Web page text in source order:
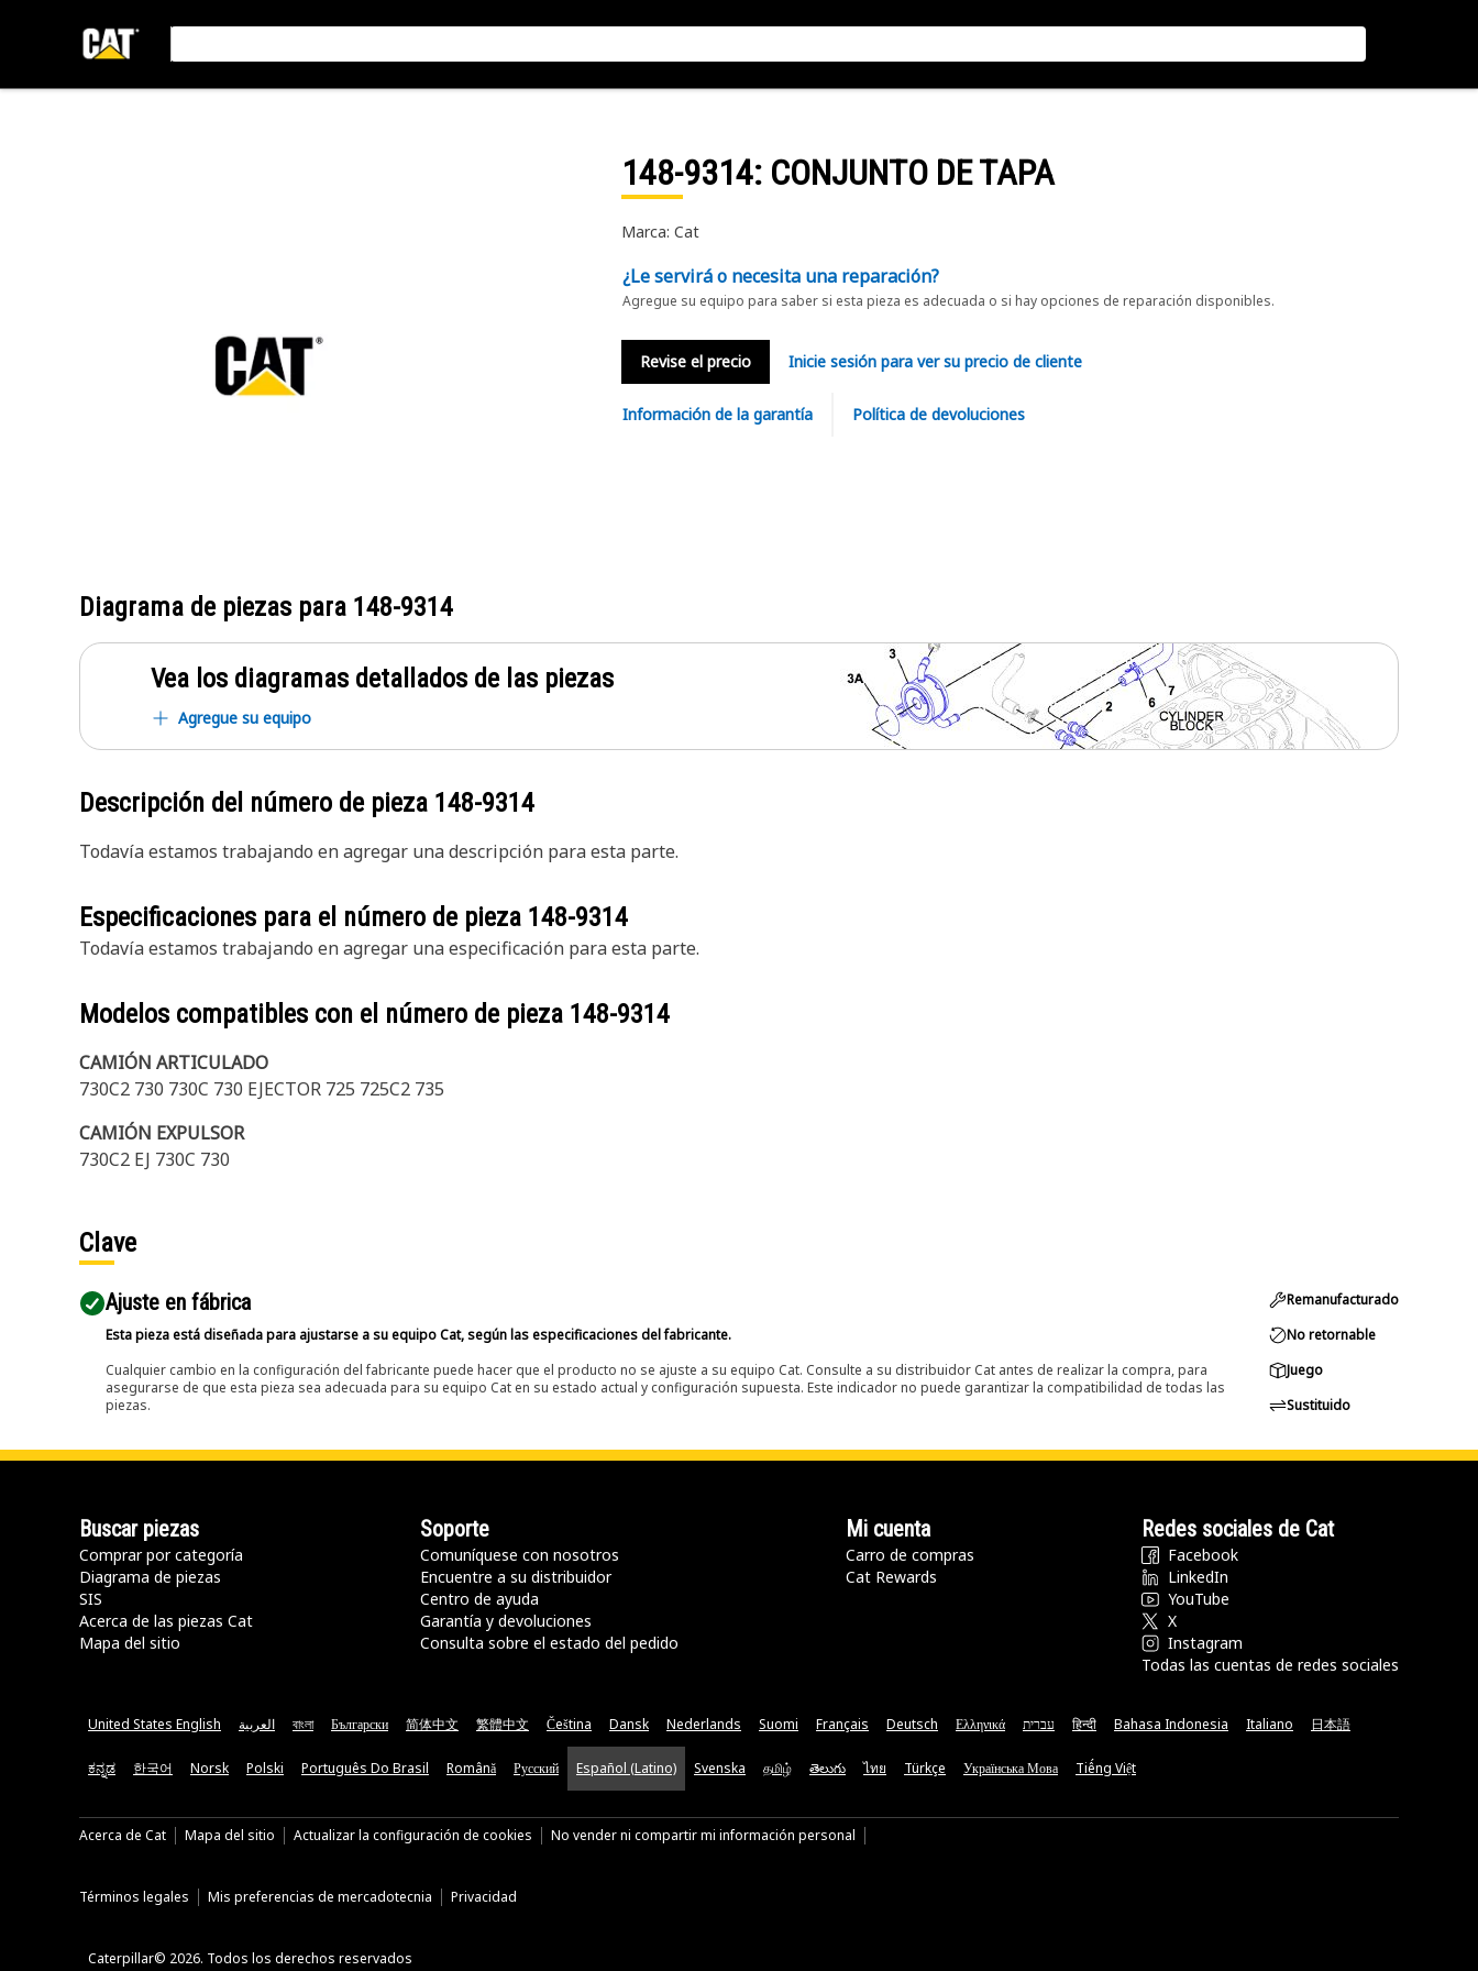
148-9314: CONJUNTO DE TAPA
Marca: Cat
¿Le servirá o necesita una reparación?
Agregue su equipo para saber si esta pieza es adecuada o si hay opciones de reparación disponibles.
Revise el precio Inicie sesión para ver su precio de cliente
Información de la garantía Política de devoluciones
Diagrama de piezas para 148-9314
Vea los diagramas detallados de las piezas
Agregue su equipo
Descripción del número de pieza 148-9314
Todavía estamos trabajando en agregar una descripción para esta parte.
Especificaciones para el número de pieza 148-9314
Todavía estamos trabajando en agregar una especificación para esta parte.
Modelos compatibles con el número de pieza 148-9314
CAMIÓN ARTICULADO
730C2 730 730C 730 EJECTOR 725 725C2 735
CAMIÓN EXPULSOR
730C2 EJ 730C 730
Clave
Ajuste en fábrica
Esta pieza está diseñada para ajustarse a su equipo Cat, según las especificaciones del fabricante.
Cualquier cambio en la configuración del fabricante puede hacer que el producto no se ajuste a su equipo Cat. Consulte a su distribuidor Cat antes de realizar la compra, para
asegurarse de que esta pieza sea adecuada para su equipo Cat en su estado actual y configuración supuesta. Este indicador no puede garantizar la compatibilidad de todas las
piezas.
Remanufacturado
No retornable
Juego
Sustituido
Buscar piezas
Comprar por categoría
Diagrama de piezas
SIS
Acerca de las piezas Cat
Mapa del sitio
Soporte
Comuníquese con nosotros
Encuentre a su distribuidor
Centro de ayuda
Garantía y devoluciones
Consulta sobre el estado del pedido
Mi cuenta
Carro de compras
Cat Rewards
Redes sociales de Cat
Facebook
LinkedIn
YouTube
X
Instagram
Todas las cuentas de redes sociales
United States English العربية বাংলা Български 简体中文 繁體中文 Čeština Dansk Nederlands Suomi Français Deutsch Ελληνικά עברית हिन्दी Bahasa Indonesia Italiano 日本語
ಕನ್ನಡ 한국어 Norsk Polski Português Do Brasil Română Русский Español (Latino) Svenska தமிழ் తెలుగు ไทย Türkçe Українська Мова Tiếng Việt
Acerca de Cat Mapa del sitio Actualizar la configuración de cookies No vender ni compartir mi información personal
Términos legales Mis preferencias de mercadotecnia Privacidad
Caterpillar© 2026. Todos los derechos reservados